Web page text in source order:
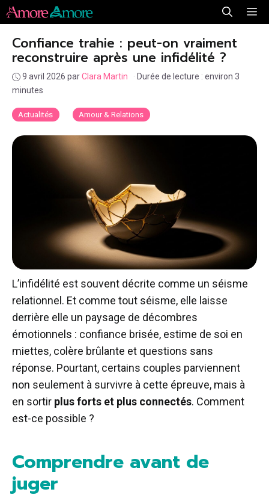
Aller
au
contenu
Actualités Amour & Relations
Confiance trahie : peut-on vraiment
reconstruire après une infidélité ?
9 avril 2026 parClara Martin · Durée de lecture : environ 3
minutes
L’infidélité est souvent décrite comme un séisme
relationnel. Et comme tout séisme, elle laisse
derrière elle un paysage de décombres
émotionnels : confiance brisée, estime de soi en
miettes, colère brûlante et questions sans
réponse. Pourtant, certains couples parviennent
non seulement à survivre à cette épreuve, mais à
en sortir plus forts et plus connectés. Comment
est-ce possible ?
Comprendre avant de
juger